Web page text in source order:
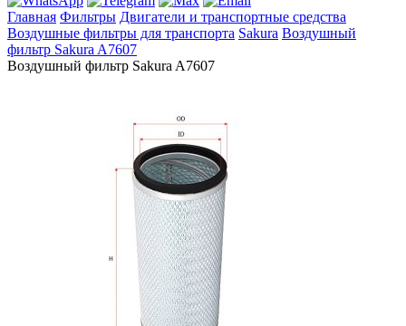
Главная Фильтры Двигатели и транспортные средства
Воздушные фильтры для транспорта Sakura Воздушный
фильтр Sakura A7607
Воздушный фильтр Sakura A7607